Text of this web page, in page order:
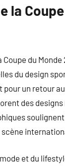
la
Coupe du
du design
un retour
des
et du